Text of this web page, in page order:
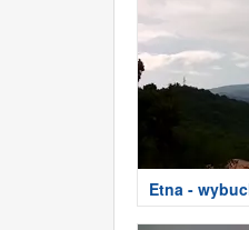
Etna -